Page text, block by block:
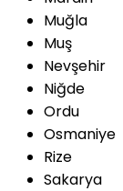
Muğla
Muş
Nevşehir
Niğde
Ordu
Osmaniye
Rize
Sakarya